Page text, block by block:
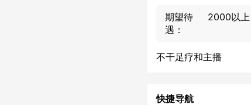
期望待
遇：
2000以上
不干足疗和主播
快捷导航